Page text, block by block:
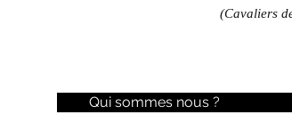
(Cavaliers
Qui sommes nous ?